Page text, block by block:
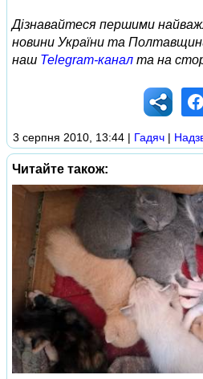
Дізнавайтеся першими
новини України та
наш Telegram-канал та на
3 серпня 2010, 13:44 | Гадяч |
Читайте також: